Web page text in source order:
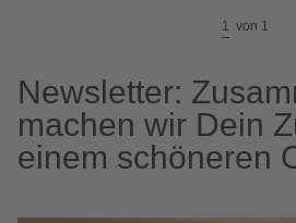
1 von 1
Newsletter:
machen wir Dein
einem schöneren